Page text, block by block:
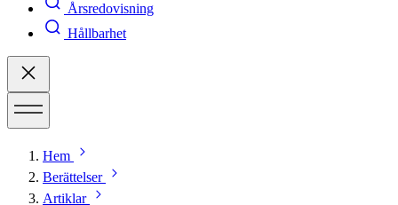
Årsredovisning
Hållbarhet
Hem
Berättelser
Artiklar